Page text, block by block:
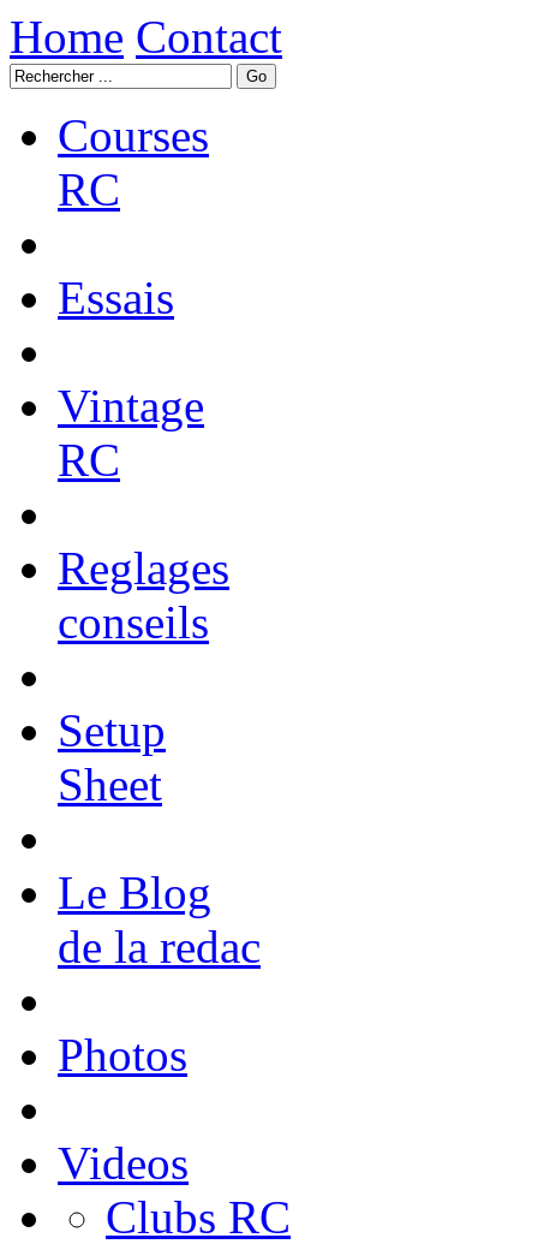
Home Contact
Courses
RC
Essais
Vintage
RC
Reglages
conseils
Setup
Sheet
Le Blog
de la redac
Photos
Videos
Clubs RC